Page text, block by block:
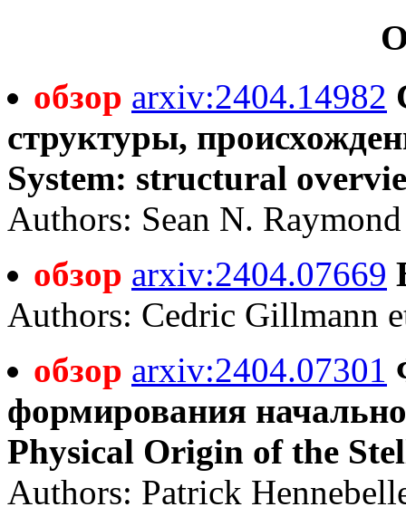
обзор arxiv:2404.14982
структуры,
System: structural
Authors: Sean N. Raymond
обзор arxiv:2404.07669
Authors: Cedric Gillmann
обзор arxiv:2404.07301
формирования
Physical Origin of the
Authors: Patrick